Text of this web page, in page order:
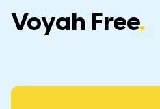
Voyah Free.